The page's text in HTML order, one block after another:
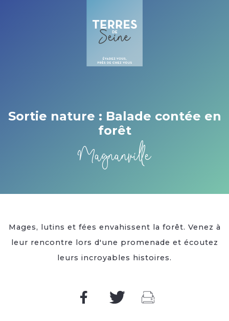
Sortie nature : Balade contée en
forêt
Magnanville
Mages, lutins et fées envahissent la forêt. Venez à
leur rencontre lors d'une promenade et écoutez
leurs incroyables histoires.